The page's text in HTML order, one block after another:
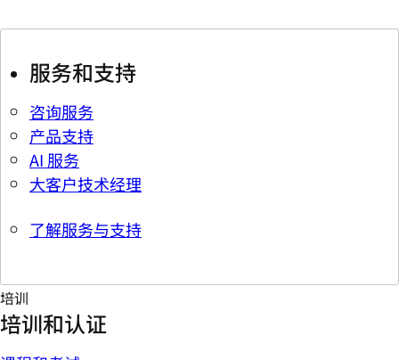
服务和支持
咨询服务
产品支持
AI 服务
大客户技术经理
了解服务与支持
培训
培训和认证